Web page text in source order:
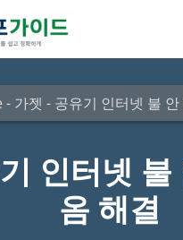
- 가젯 - 공유기 인터넷 불
인터넷 불
옴 해결